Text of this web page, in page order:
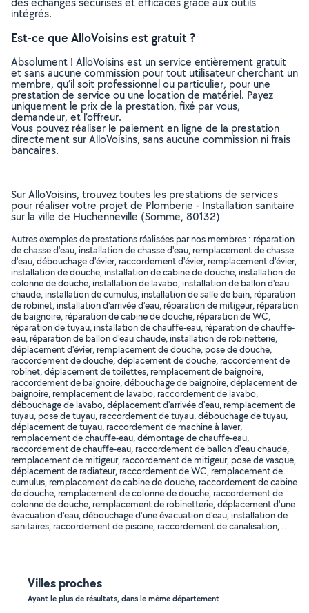
intégrés.
Est-ce que AlloVoisins est gratuit ?
Absolument ! AlloVoisins est un service entièrement gratuit
et sans aucune commission pour tout utilisateur cherchant un
membre, qu’il soit professionnel ou particulier, pour une
prestation de service ou une location de matériel. Payez
uniquement le prix de la prestation, fixé par vous,
demandeur, et l’offreur.
Vous pouvez réaliser le paiement en ligne de la prestation
directement sur AlloVoisins, sans aucune commission ni frais
bancaires.
Sur AlloVoisins, trouvez toutes les prestations de services
pour réaliser votre projet de Plomberie - Installation sanitaire
sur la ville de Huchenneville (Somme, 80132)
Autres exemples de prestations réalisées par nos membres : réparation
de chasse d'eau, installation de chasse d'eau, remplacement de chasse
d'eau, débouchage d'évier, raccordement d'évier, remplacement d'évier,
installation de douche, installation de cabine de douche, installation de
colonne de douche, installation de lavabo, installation de ballon d'eau
chaude, installation de cumulus, installation de salle de bain, réparation
de robinet, installation d'arrivée d'eau, réparation de mitigeur, réparation
de baignoire, réparation de cabine de douche, réparation de WC,
réparation de tuyau, installation de chauffe-eau, réparation de chauffe-
eau, réparation de ballon d'eau chaude, installation de robinetterie,
déplacement d'évier, remplacement de douche, pose de douche,
raccordement de douche, déplacement de douche, raccordement de
robinet, déplacement de toilettes, remplacement de baignoire,
raccordement de baignoire, débouchage de baignoire, déplacement de
baignoire, remplacement de lavabo, raccordement de lavabo,
débouchage de lavabo, déplacement d'arrivée d'eau, remplacement de
tuyau, pose de tuyau, raccordement de tuyau, débouchage de tuyau,
déplacement de tuyau, raccordement de machine à laver,
remplacement de chauffe-eau, démontage de chauffe-eau,
raccordement de chauffe-eau, raccordement de ballon d'eau chaude,
remplacement de mitigeur, raccordement de mitigeur, pose de vasque,
déplacement de radiateur, raccordement de WC, remplacement de
cumulus, remplacement de cabine de douche, raccordement de cabine
de douche, remplacement de colonne de douche, raccordement de
colonne de douche, remplacement de robinetterie, déplacement d'une
évacuation d'eau, débouchage d'une évacuation d'eau, installation de
sanitaires, raccordement de piscine, raccordement de canalisation, ..
Villes proches
Ayant le plus de résultats, dans le même département